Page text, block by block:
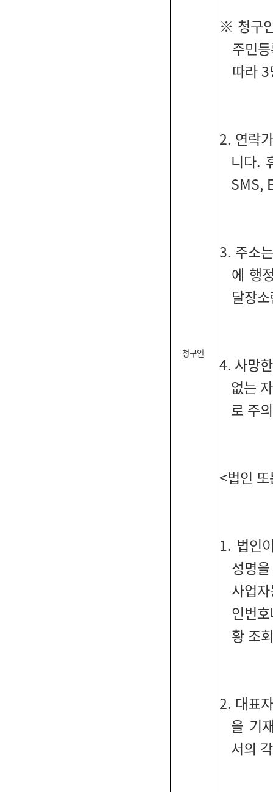
청구인
※ 청구
주민
따라
2. 연락
니다.
SMS,
3. 주소
에 행
달장
4. 사망
없는
로 주
<법인
1. 법인
성명
사업
인번
황 조
2. 대표
을 기
서의